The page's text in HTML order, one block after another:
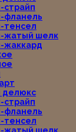
страйп
фланель
тенсел
жатый шелк
жаккард
делюкс
страйп
фланель
тенсел